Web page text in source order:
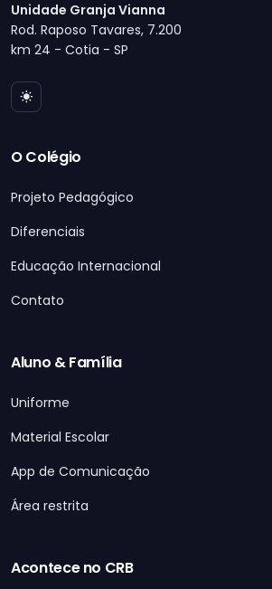
Unidade Granja Vianna
Rod. Raposo Tavares, 7.200
km 24 - Cotia - SP
O Colégio
Projeto Pedagógico
Diferenciais
Educação Internacional
Contato
Aluno & Família
Uniforme
Material Escolar
App de Comunicação
Área restrita
Acontece no CRB